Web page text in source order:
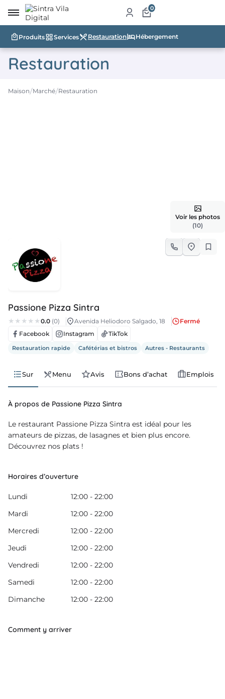
0
Produits Services Restauration Hébergement
Restauration
Maison Marché Restauration
Voir les photos
(10)
Passione Pizza Sintra
0.0 (0) Avenida Heliodoro Salgado, 18
Fermé
Facebook
Instagram TikTok
Restauration rapide Cafétérias et bistros Autres - Restaurants
Sur Menu Avis Bons d’achat Emplois
À propos de Passione Pizza Sintra
Le restaurant Passione Pizza Sintra est idéal pour les
amateurs de pizzas, de lasagnes et bien plus encore.
Découvrez nos plats !
Horaires d’ouverture
Lundi
12:00 - 22:00
Mardi
12:00 - 22:00
Mercredi
12:00 - 22:00
Jeudi
12:00 - 22:00
Vendredi
12:00 - 22:00
Samedi
12:00 - 22:00
Dimanche
12:00 - 22:00
Comment y arriver